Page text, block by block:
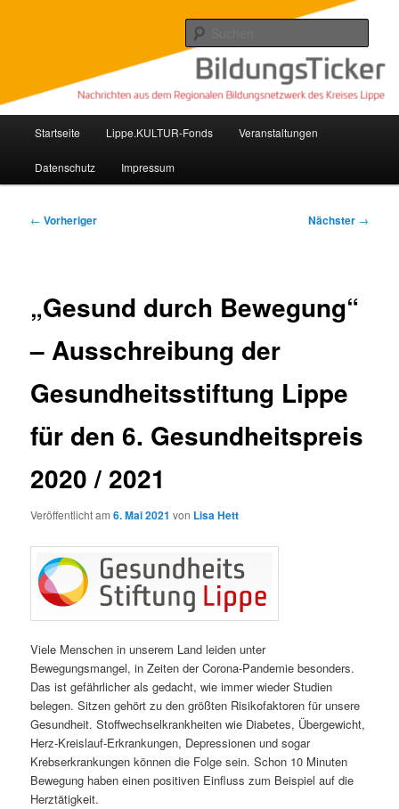
Lippe Bildungsticker
Nachrichten aus dem regionalen Bildungsnetzwerk des Kreises Lippe
Startseite Lippe.KULTUR-Fonds Veranstaltungen
Datenschutz Impressum
Beitragsnavigation
← Vorheriger Nächster →
„Gesund durch Bewegung“
– Ausschreibung der
Gesundheitsstiftung Lippe
für den 6. Gesundheitspreis
2020 / 2021
Veröffentlicht am6. Mai 2021 von Lisa Hett
Viele Menschen in unserem Land leiden unter
Bewegungsmangel, in Zeiten der Corona-Pandemie besonders.
Das ist gefährlicher als gedacht, wie immer wieder Studien
belegen. Sitzen gehört zu den größten Risikofaktoren für unsere
Gesundheit. Stoffwechselkrankheiten wie Diabetes, Übergewicht,
Herz-Kreislauf-Erkrankungen, Depressionen und sogar
Krebserkrankungen können die Folge sein. Schon 10 Minuten
Bewegung haben einen positiven Einfluss zum Beispiel auf die
Herztätigkeit.